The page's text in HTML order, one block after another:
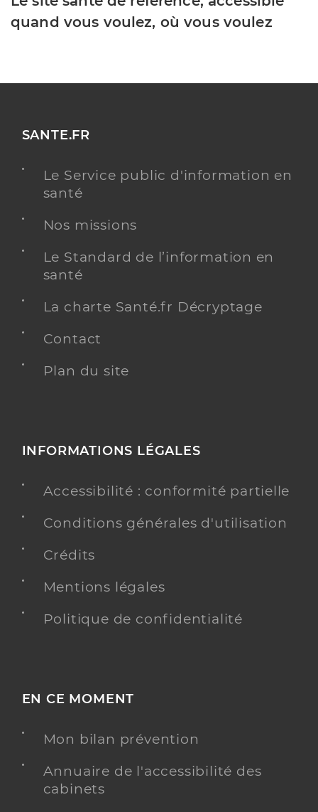
quand vous voulez, où vous voulez
SANTE.FR
Le Service public d'information en
santé
Nos missions
Le Standard de l’information en
santé
La charte Santé.fr Décryptage
Contact
Plan du site
INFORMATIONS LÉGALES
Accessibilité : conformité partielle
Conditions générales d'utilisation
Crédits
Mentions légales
Politique de confidentialité
EN CE MOMENT
Mon bilan prévention
Annuaire de l'accessibilité des
cabinets